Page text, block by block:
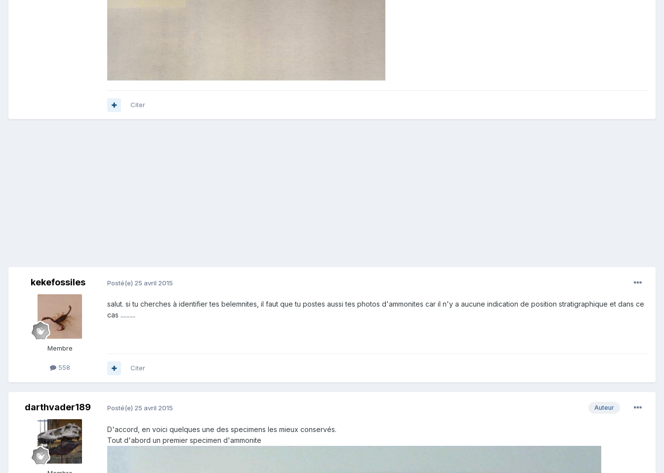
Citer
kekefossiles
Membre
558
Posté(e) 25 avril 2015
salut. si tu cherches à identifier tes belemnites, il faut que tu postes aussi tes photos d'ammonites car il n'y a aucune indication de position stratigraphique et dans ce
cas ..........
Citer
darthvader189 Auteur
Posté(e) 25 avril 2015
D'accord, en voici quelques une des specimens les mieux conservés.
Tout d'abord un premier specimen d'ammonite